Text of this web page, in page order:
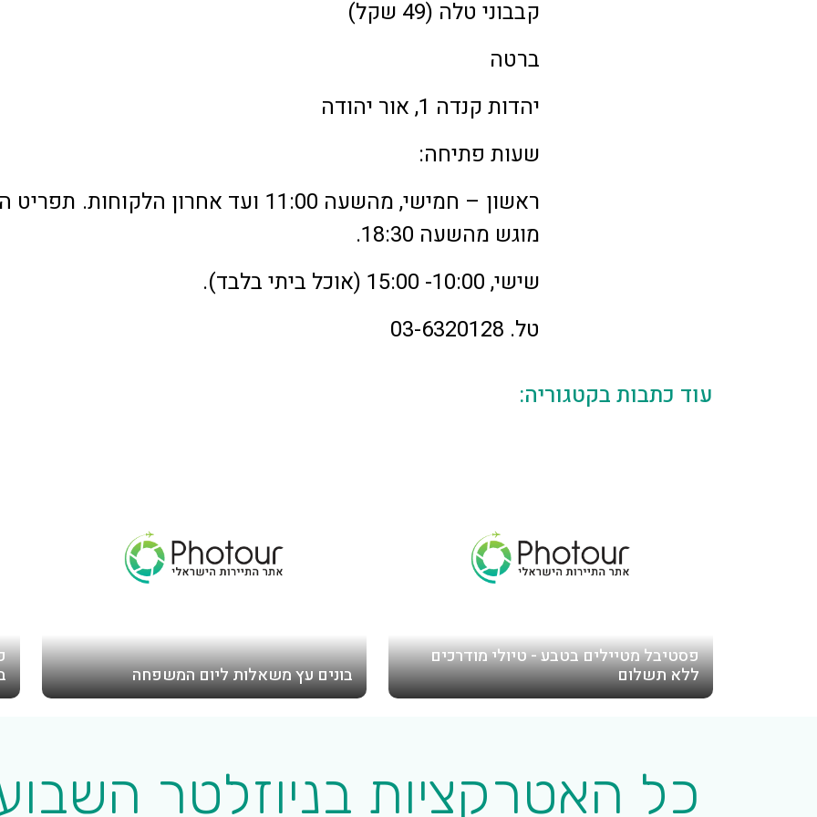
קבבוני טלה (49 שקל)
ברטה
יהדות קנדה 1, אור יהודה
שעות פתיחה:
ראשון – חמישי, מהשעה 11:00 ועד אחרון הלקוחות.
מוגש מהשעה 18:30.
שישי, 10:00- 15:00 (אוכל ביתי בלבד).
טל. 03-6320128
עוד כתבות בקטגוריה:
פסטיבל מטיילים בטבע - טיולי מודרכים
ללא תשלום בונים עץ משאלות ליום המשפחה
כל האטרקציות בניוזלטר